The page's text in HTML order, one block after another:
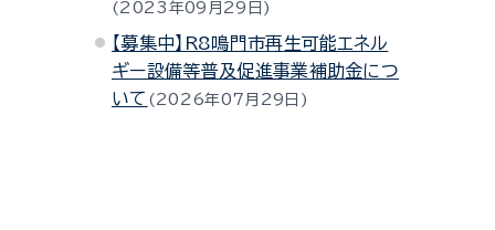
2023年09月29日
【募集中】R8鳴門市再生可能エネル
ギー設備等普及促進事業補助金につ
いて
2026年07月29日